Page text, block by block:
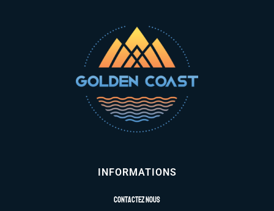
INFORMATIONS
Contactez nous